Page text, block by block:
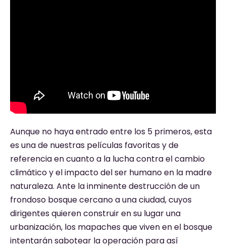
Aunque no haya entrado entre los 5 primeros, esta
es una de nuestras películas favoritas y de
referencia en cuanto a la lucha contra el cambio
climático y el impacto del ser humano en la madre
naturaleza. Ante la inminente destrucción de un
frondoso bosque cercano a una ciudad, cuyos
dirigentes quieren construir en su lugar una
urbanización, los mapaches que viven en el bosque
intentarán sabotear la operación para así